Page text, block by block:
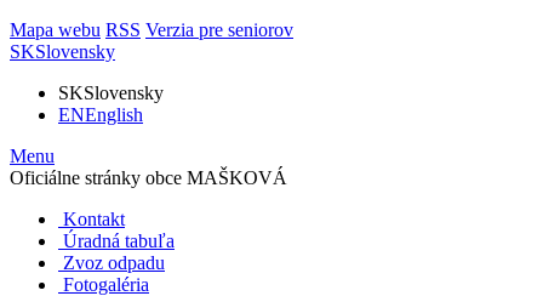
Mapa webu RSS Verzia pre seniorov
SKSlovensky
SKSlovensky
ENEnglish
Menu
Oficiálne stránky obce MAŠKOVÁ
Kontakt
Úradná tabuľa
Zvoz odpadu
Fotogaléria